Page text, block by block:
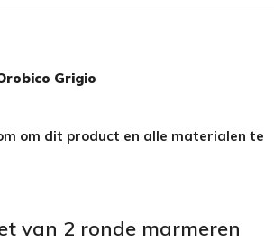
Grigio
om dit product en alle materialen te
van 2 ronde marmeren